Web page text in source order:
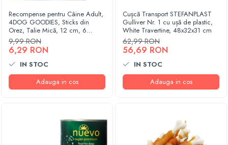
Recompense pentru Câine Adult,
4DOG GOODIES, Sticks din
Orez, Talie Mică, 12 cm, 6
bucăți/pungă
9,99 RON
6,29 RON
IN STOC
Adauga in cos
Cușcă Transport STEFANPLAST
Gulliver Nr. 1 cu ușă de plastic,
White Travertine, 48x32x31 cm
62,99 RON
56,69 RON
IN STOC
Adauga in cos